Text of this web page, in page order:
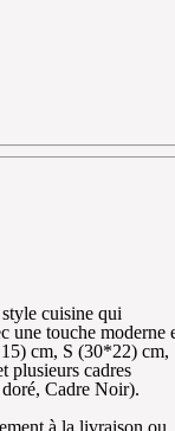
cuisine qui
une touche moderne
cm, S (30*22) cm,
cadres
Cadre Noir).
à la livraison ou